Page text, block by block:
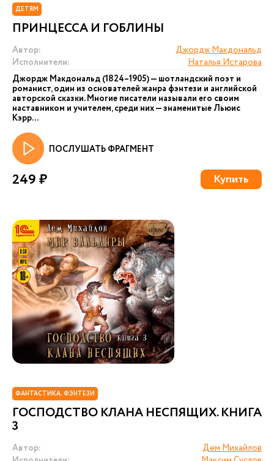
ДЕТЯМ
ПРИНЦЕССА И ГОБЛИНЫ
Автор:
Джордж Макдональд
Исполнители:
Наталья Истарова
Джордж Макдональд (1824–1905) — шотландский поэт и
романист, один из основателей жанра фэнтези и английской
авторской сказки. Многие писатели называли его своим
наставником и учителем, среди них — знаменитые Льюис
Кэрр...
ПОСЛУШАТЬ ФРАГМЕНТ
249 ₽ Купить
ФАНТАСТИКА. ФЭНТЕЗИ
ГОСПОДСТВО КЛАНА НЕСПЯЩИХ. КНИГА
3
Автор:
Дем Михайлов